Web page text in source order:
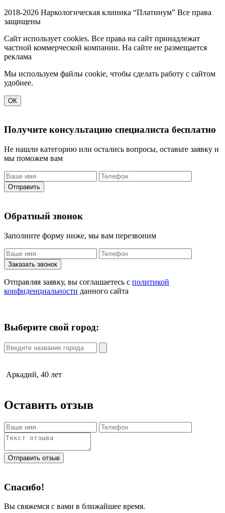
2018-2026 Наркологическая клиника “Платинум” Все права
защищены
Сайт использует cookies. Все права на сайт принадлежат
частной коммерческой компании. На сайте не размещается
реклама
Мы используем файлы cookie, чтобы сделать работу с сайтом
удобнее.
ОК
Получите консультацию специалиста бесплатно
Не нашли категорию или остались вопросы, оставьте заявку и
мы поможем вам
Отправить
Обратный звонок
Заполните форму ниже, мы вам перезвоним
Заказать звонок
Отправляя заявку, вы соглашаетесь с политикой
конфиденциальности данного сайта
Выберите свой город:
Аркадий, 40 лет
Оставить отзыв
Отправить отзыв
Спасибо!
Вы свяжемся с вами в ближайшее время.